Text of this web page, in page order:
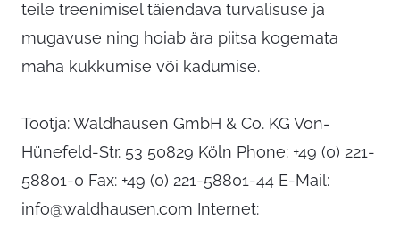
teile treenimisel täiendava turvalisuse ja
mugavuse ning hoiab ära piitsa kogemata
maha kukkumise või kadumise.
Tootja: Waldhausen GmbH & Co. KG Von-
Hünefeld-Str. 53 50829 Köln Phone: +49 (0) 221-
58801-0 Fax: +49 (0) 221-58801-44 E-Mail:
info@waldhausen.com Internet: